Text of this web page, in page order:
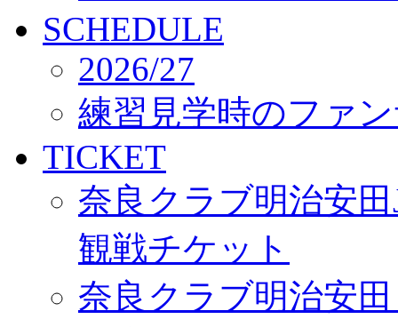
SCHEDULE
2026/27
練習見学時のファ
TICKET
奈良クラブ明治安
観戦チケット
奈良クラブ明治安